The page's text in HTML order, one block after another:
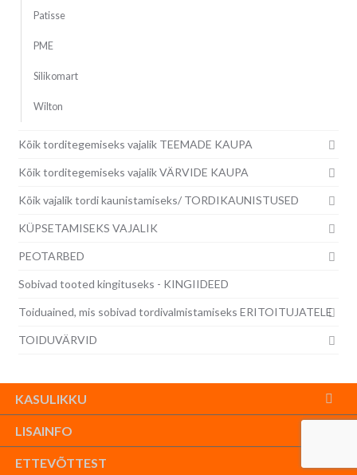
Patisse
PME
Silikomart
Wilton
Kõik torditegemiseks vajalik TEEMADE KAUPA
Kõik torditegemiseks vajalik VÄRVIDE KAUPA
Kõik vajalik tordi kaunistamiseks/ TORDIKAUNISTUSED
KÜPSETAMISEKS VAJALIK
PEOTARBED
Sobivad tooted kingituseks - KINGIIDEED
Toiduained, mis sobivad tordivalmistamiseks ERITOITUJATELE
TOIDUVÄRVID
KASULIKKU
LISAINFO
ETTEVÕTTEST